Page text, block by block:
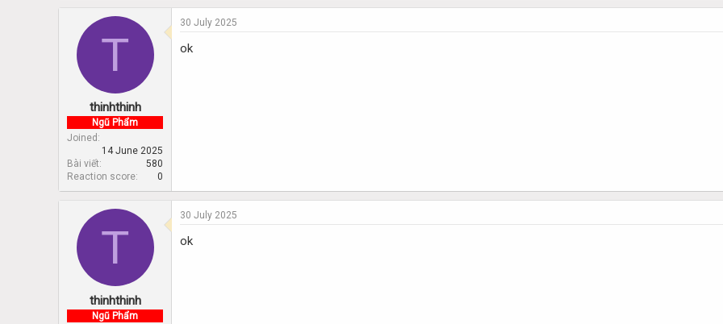
T
thinhthinh
Ngũ Phẩm
Joined
14 June 2025
Bài viết
580
Reaction score
0
30 July 2025
ok
T
thinhthinh
Ngũ Phẩm
30 July 2025
ok